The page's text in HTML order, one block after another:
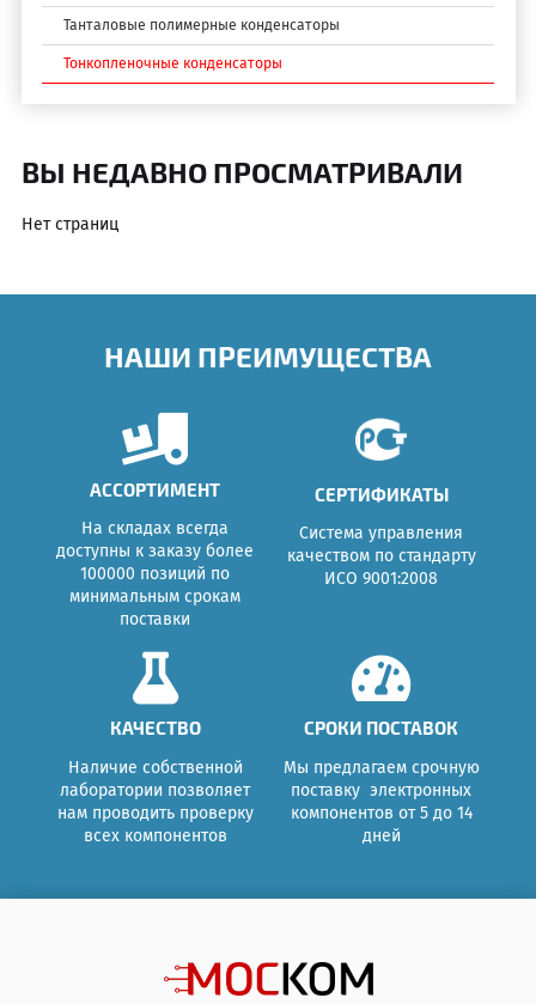
ВЫ НЕДАВНО ПРОСМАТРИВАЛИ
Нет страниц
Танталовые полимерные конденсаторы
Тонкопленочные конденсаторы
НАШИ ПРЕИМУЩЕСТВА
АССОРТИМЕНТ
На складах всегда
доступны к заказу более
100000 позиций по
минимальным срокам
поставки
СЕРТИФИКАТЫ
Система управления
качеством по стандарту
ИСО 9001:2008
КАЧЕСТВО
Наличие собственной
лаборатории позволяет
нам проводить проверку
всех компонентов
СРОКИ ПОСТАВОК
Мы предлагаем срочную
поставку электронных
компонентов от 5 до 14
дней